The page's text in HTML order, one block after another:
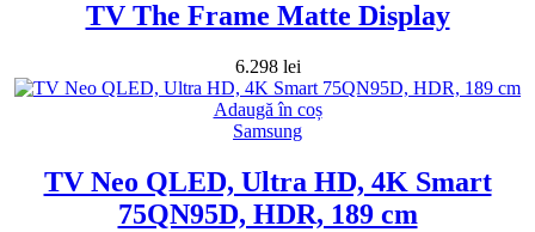
TV The Frame Matte Display
6.298 lei
Adaugă în coș
Samsung
TV Neo QLED, Ultra HD, 4K Smart
75QN95D, HDR, 189 cm